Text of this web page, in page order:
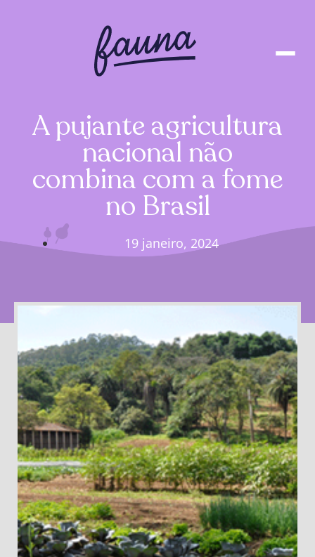
A pujante agricultura
nacional não
combina com a fome
no Brasil
19 janeiro, 2024